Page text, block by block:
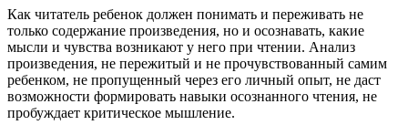
Как читатель ребенок должен понимать и переживать не
только содержание произведения, но и осознавать, какие
мысли и чувства возникают у него при чтении. Анализ
произведения, не пережитый и не прочувствованный самим
ребенком, не пропущенный через его личный опыт, не даст
возможности формировать навыки осознанного чтения, не
пробуждает критическое мышление.